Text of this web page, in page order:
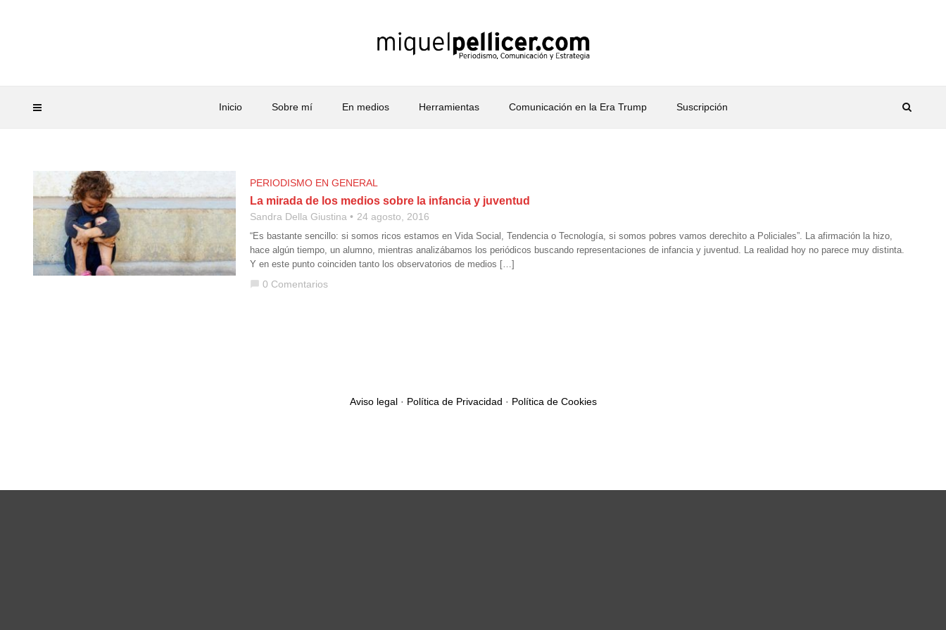
Inicio Sobre mí En medios Herramientas Comunicación en la Era Trump Suscripción
PERIODISMO EN GENERAL
La mirada de los medios sobre la infancia y juventud
Sandra Della Giustina 24 agosto, 2016
“Es bastante sencillo: si somos ricos estamos en Vida Social, Tendencia o Tecnología, si somos pobres vamos derechito a Policiales”. La afirmación la hizo,
hace algún tiempo, un alumno, mientras analizábamos los periódicos buscando representaciones de infancia y juventud. La realidad hoy no parece muy distinta.
Y en este punto coinciden tanto los observatorios de medios […]
chat_bubble 0 Comentarios
Aviso legal· Política de Privacidad · Política de Cookies